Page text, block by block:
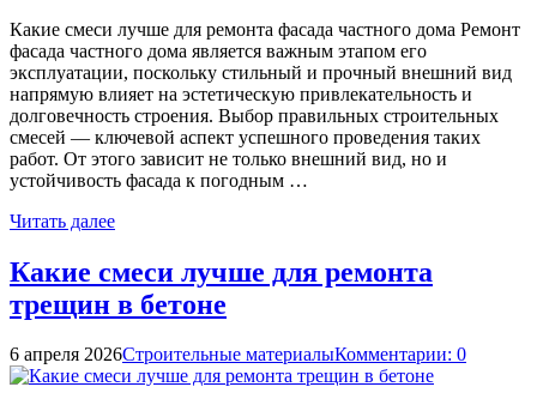
Какие смеси лучше для ремонта фасада частного дома Ремонт
фасада частного дома является важным этапом его
эксплуатации, поскольку стильный и прочный внешний вид
напрямую влияет на эстетическую привлекательность и
долговечность строения. Выбор правильных строительных
смесей — ключевой аспект успешного проведения таких
работ. От этого зависит не только внешний вид, но и
устойчивость фасада к погодным …
Читать далее
Какие смеси лучше для ремонта
трещин в бетоне
6 апреля 2026Строительные материалыКомментарии: 0